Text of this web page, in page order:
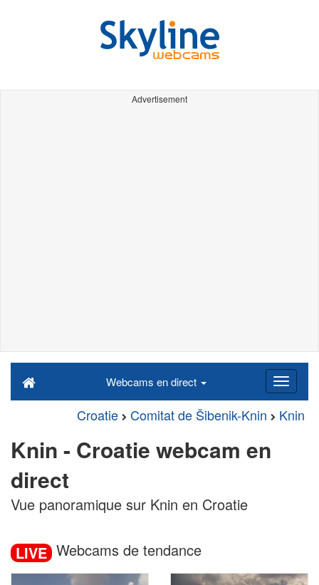
Advertisement
Webcams en direct
Croatie Comitat de Šibenik-Knin Knin
Knin - Croatie webcam en
direct
Vue panoramique sur Knin en Croatie
LIVE Webcams de tendance